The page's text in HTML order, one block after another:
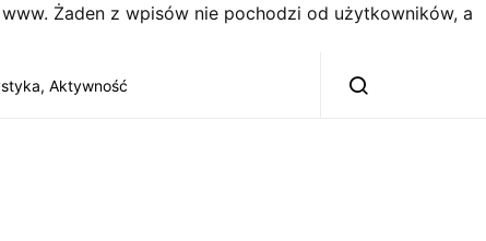
Żaden z wpisów nie pochodzi od użytkowników, a
Aktywność